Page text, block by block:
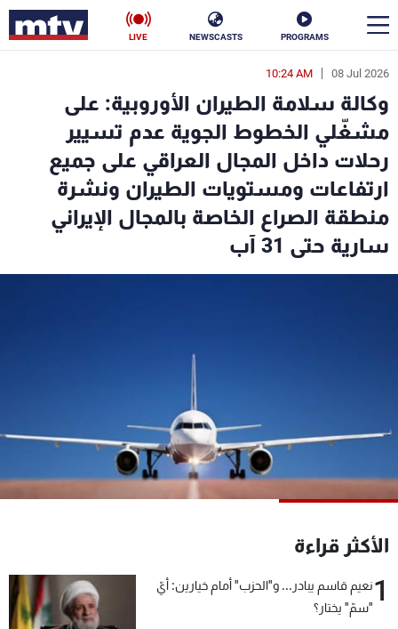
PROGRAMS
NEWSCASTS
LIVE
08 Jul 2026
10:24 AM
وكالة سلامة الطيران الأوروبية: على
مشغّلي الخطوط الجوية عدم تسيير
رحلات داخل المجال العراقي على جميع
ارتفاعات ومستويات الطيران ونشرة
منطقة الصراع الخاصة بالمجال الإيراني
سارية حتى 31 آب
الأكثر قراءة
1نعيم قاسم يبادر... و"الحزب" أمام خيارين: أيّ
"سمّ" يختار؟
en
الأخبار
سياسة ناس
إقتصاد
منوعات
الترددات
عن MTV
لاعلاناتكم
وظائف